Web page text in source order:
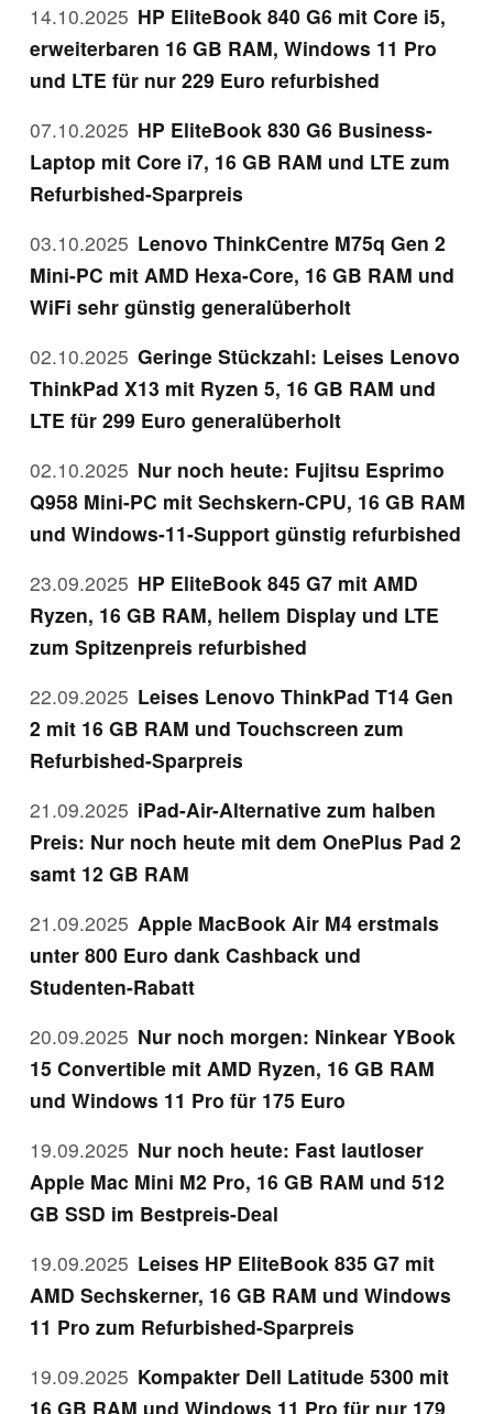
14.10.2025 HP EliteBook 840 G6 mit Core i5,
erweiterbaren 16 GB RAM, Windows 11 Pro
und LTE für nur 229 Euro refurbished
07.10.2025 HP EliteBook 830 G6 Business-
Laptop mit Core i7, 16 GB RAM und LTE zum
Refurbished-Sparpreis
03.10.2025 Lenovo ThinkCentre M75q Gen 2
Mini-PC mit AMD Hexa-Core, 16 GB RAM und
WiFi sehr günstig generalüberholt
02.10.2025 Geringe Stückzahl: Leises Lenovo
ThinkPad X13 mit Ryzen 5, 16 GB RAM und
LTE für 299 Euro generalüberholt
02.10.2025 Nur noch heute: Fujitsu Esprimo
Q958 Mini-PC mit Sechskern-CPU, 16 GB RAM
und Windows-11-Support günstig refurbished
23.09.2025 HP EliteBook 845 G7 mit AMD
Ryzen, 16 GB RAM, hellem Display und LTE
zum Spitzenpreis refurbished
22.09.2025 Leises Lenovo ThinkPad T14 Gen
2 mit 16 GB RAM und Touchscreen zum
Refurbished-Sparpreis
21.09.2025 iPad-Air-Alternative zum halben
Preis: Nur noch heute mit dem OnePlus Pad 2
samt 12 GB RAM
21.09.2025 Apple MacBook Air M4 erstmals
unter 800 Euro dank Cashback und
Studenten-Rabatt
20.09.2025 Nur noch morgen: Ninkear YBook
15 Convertible mit AMD Ryzen, 16 GB RAM
und Windows 11 Pro für 175 Euro
19.09.2025 Nur noch heute: Fast lautloser
Apple Mac Mini M2 Pro, 16 GB RAM und 512
GB SSD im Bestpreis-Deal
19.09.2025 Leises HP EliteBook 835 G7 mit
AMD Sechskerner, 16 GB RAM und Windows
11 Pro zum Refurbished-Sparpreis
19.09.2025 Kompakter Dell Latitude 5300 mit
16 GB RAM und Windows 11 Pro für nur 179